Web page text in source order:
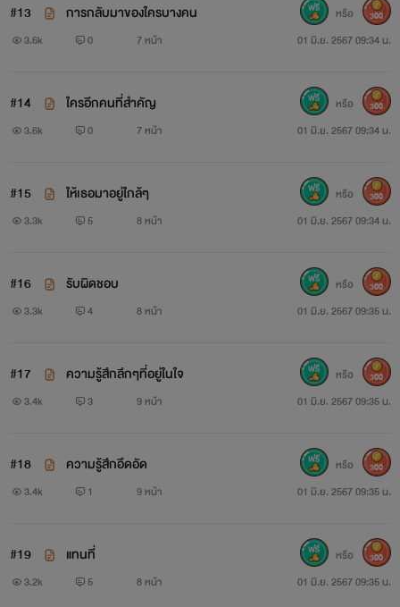
#13 การกลับมาของใครบางคน
3.6k 0 7 หน้า 01 มิ.ย. 2567 09:34 น.
หรือ 300
#14 ใครอีกคนที่สำคัญ
3.6k 0 7 หน้า 01 มิ.ย. 2567 09:34 น.
หรือ 300
#15 ให้เธอมาอยู่ใกล้ๆ
3.3k 5 8 หน้า 01 มิ.ย. 2567 09:34 น.
หรือ 300
#16 รับผิดชอบ
3.3k 4 8 หน้า 01 มิ.ย. 2567 09:35 น.
หรือ 300
#17 ความรู้สึกลึกๆที่อยู่ในใจ
3.4k 3 9 หน้า 01 มิ.ย. 2567 09:35 น.
หรือ 300
#18 ความรู้สึกอึดอัด
3.4k 1 9 หน้า 01 มิ.ย. 2567 09:35 น.
หรือ 300
#19 แทนที่
3.2k 5 8 หน้า 01 มิ.ย. 2567 09:35 น.
หรือ 300